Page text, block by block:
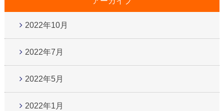
2022年10月
2022年7月
2022年5月
2022年1月